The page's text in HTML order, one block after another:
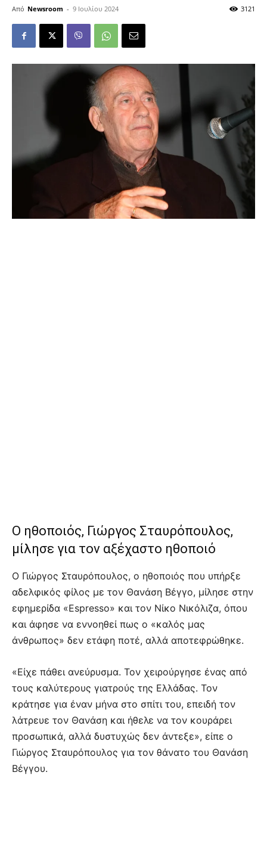
Από Newsroom - 9 Ιουλίου 2024 3121
Ο ηθοποιός, Γιώργος Σταυρόπουλος,
μίλησε για τον αξέχαστο ηθοποιό
Ο Γιώργος Σταυρόπουλος, ο ηθοποιός που υπήρξε
αδελφικός φίλος με τον Θανάση Βέγγο, μίλησε στην
εφημερίδα «Espresso» και τον Νίκο Νικόλιζα, όπου
και άφησε να εννοηθεί πως ο «καλός μας
άνθρωπος» δεν ετάφη ποτέ, αλλά αποτεφρώθηκε.
«Είχε πάθει ανεύρυσμα. Τον χειρούργησε ένας από
τους καλύτερους γιατρούς της Ελλάδας. Τον
κράτησε για έναν μήνα στο σπίτι του, επειδή τον
λάτρευε τον Θανάση και ήθελε να τον κουράρει
προσωπικά, αλλά δυστυχώς δεν άντεξε», είπε ο
Γιώργος Σταυρόπουλος για τον θάνατο του Θανάση
Βέγγου.